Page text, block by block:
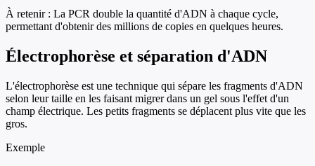
À retenir : La PCR double la quantité d'ADN à chaque cycle,
permettant d'obtenir des millions de copies en quelques heures.
Électrophorèse et séparation d'ADN
L'électrophorèse est une technique qui sépare les fragments d'ADN
selon leur taille en les faisant migrer dans un gel sous l'effet d'un
champ électrique. Les petits fragments se déplacent plus vite que les
gros.
Exemple